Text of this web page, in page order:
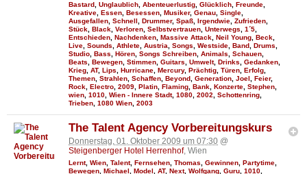
Bastard, Unglaublich, Abenteuerlustig, Glücklich, Freunde,
Kreative, Essen, Besessen, Musiker, Genau, Single,
Ausgefallen, Schnell, Drummer, Spaß, Irgendwie, Zufrieden,
Stück, Black, Verloren, Selbstvertrauen, Unterwegs, 1´5,
Entschieden, Nachdenken, Massive Attack, Neil Young, Beck,
Live, Sounds, Athlete, Austria, Songs, Westside, Band, Drums,
Studio, Bass, Hören, Songs Schreiben, Animals, Schauen,
Beats, Bewegen, Stimmen, Guitars, Umwelt, Drinks, Gedanken,
Krieg, AT, Lips, Hurricane, Mercury, Prächtig, Türen, Erfolg,
Themen, Strahlen, Schaffen, Beyond, Generation, Joel, Feier,
Rock, Electro, 2009, Platin, Flaming, Bank, Konzerte, Stephen,
wien, 1010, Wien - Innere Stadt, 1080, 2002, Schottenring,
Trieben, 1080 Wien, 2003
The Talent Agency Vorbereitungskurs
Donnerstag, 01. Oktober 2009 um 07:30 @
Steigenberger Hotel Herrenhof, Wien
Lernt, Wien Talent, Fernsehen Thomas Gewinnen Partytime
Bewegen Michael Model AT, Next, Wolfgang Guru 1010